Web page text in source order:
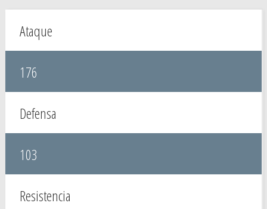
Ataque
176
Defensa
103
Resistencia